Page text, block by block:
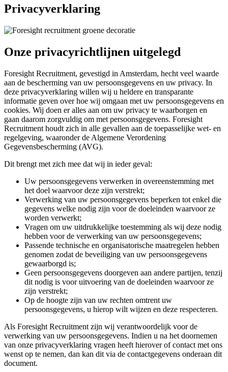
Privacyverklaring
Onze privacyrichtlijnen uitgelegd
Foresight Recruitment, gevestigd in Amsterdam, hecht veel waarde
aan de bescherming van uw persoonsgegevens en uw privacy. In
deze privacyverklaring willen wij u heldere en transparante
informatie geven over hoe wij omgaan met uw persoonsgegevens en
cookies. Wij doen er alles aan om uw privacy te waarborgen en
gaan daarom zorgvuldig om met persoonsgegevens. Foresight
Recruitment houdt zich in alle gevallen aan de toepasselijke wet- en
regelgeving, waaronder de Algemene Verordening
Gegevensbescherming (AVG).
Dit brengt met zich mee dat wij in ieder geval:
Uw persoonsgegevens verwerken in overeenstemming met
het doel waarvoor deze zijn verstrekt;
Verwerking van uw persoonsgegevens beperken tot enkel die
gegevens welke nodig zijn voor de doeleinden waarvoor ze
worden verwerkt;
Vragen om uw uitdrukkelijke toestemming als wij deze nodig
hebben voor de verwerking van uw persoonsgegevens;
Passende technische en organisatorische maatregelen hebben
genomen zodat de beveiliging van uw persoonsgegevens
gewaarborgd is;
Geen persoonsgegevens doorgeven aan andere partijen, tenzij
dit nodig is voor uitvoering van de doeleinden waarvoor ze
zijn verstrekt;
Op de hoogte zijn van uw rechten omtrent uw
persoonsgegevens, u hierop wilt wijzen en deze respecteren.
Als Foresight Recruitment zijn wij verantwoordelijk voor de
verwerking van uw persoonsgegevens. Indien u na het doornemen
van onze privacyverklaring vragen heeft hierover of contact met ons
wenst op te nemen, dan kan dit via de contactgegevens onderaan dit
document.